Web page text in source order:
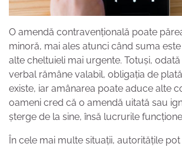
O amendă contravențională poate
minoră, mai ales atunci când suma
alte cheltuieli mai urgente. Totuși,
verbal rămâne valabil, obligația de
existe, iar amânarea poate aduce alte
oameni cred că o amendă uitată sau
șterge de la sine, însă lucrurile
În cele mai multe situații, autoritățile